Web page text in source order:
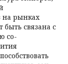
на рынках
быть связана с
со­